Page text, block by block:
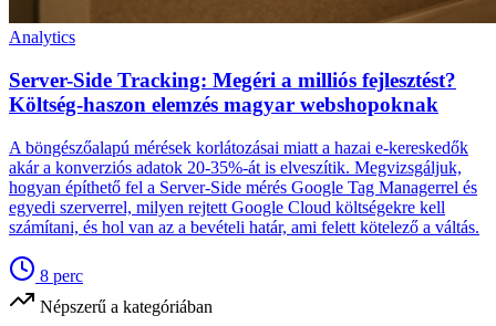
Analytics
Server-Side Tracking: Megéri a milliós fejlesztést?
Költség-haszon elemzés magyar webshopoknak
A böngészőalapú mérések korlátozásai miatt a hazai e-kereskedők
akár a konverziós adatok 20-35%-át is elveszítik. Megvizsgáljuk,
hogyan építhető fel a Server-Side mérés Google Tag Managerrel és
egyedi szerverrel, milyen rejtett Google Cloud költségekre kell
számítani, és hol van az a bevételi határ, ami felett kötelező a váltás.
8 perc
Népszerű a kategóriában